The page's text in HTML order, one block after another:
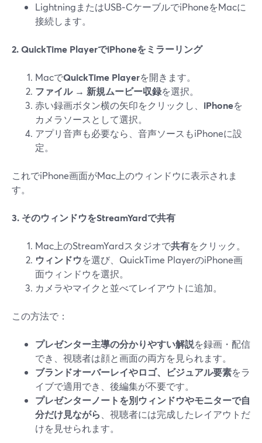
LightningまたはUSB‑CケーブルでiPhoneをMacに
接続します。
2. QuickTime PlayerでiPhoneをミラーリング
MacでQuickTime Playerを開きます。
ファイル → 新規ムービー収録を選択。
赤い録画ボタン横の矢印をクリックし、 iPhoneを
カメラソースとして選択。
アプリ音声も必要なら、音声ソースもiPhoneに設
定。
これでiPhone画面がMac上のウィンドウに表示されま
す。
3. そのウィンドウをStreamYardで共有
Mac上のStreamYardスタジオで共有をクリック。
ウィンドウを選び、QuickTime PlayerのiPhone画
面ウィンドウを選択。
カメラやマイクと並べてレイアウトに追加。
この方法で：
プレゼンター主導の分かりやすい解説を録画・配信
でき、視聴者は顔と画面の両方を見られます。
ブランドオーバーレイやロゴ、ビジュアル要素をラ
イブで適用でき、後編集が不要です。
プレゼンターノートを別ウィンドウやモニターで自
分だけ見ながら 、視聴者には完成したレイアウトだ
けを見せられます。